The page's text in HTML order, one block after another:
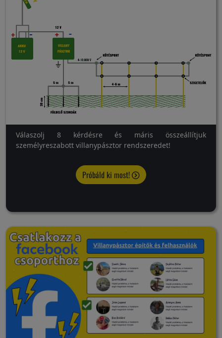
Válaszolj 8 kérdésre és máris összeállítjuk
személyreszabott villanypásztor rendszeredet!
Próbáld ki most!